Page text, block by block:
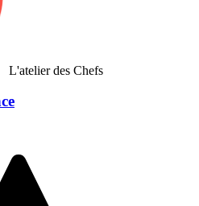
L'atelier des Chefs